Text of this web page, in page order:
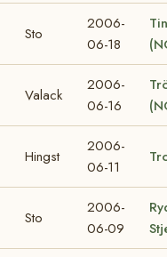
Sto
2006-
06-18
Valack
2006-
06-16
Hingst
2006-
06-11
Sto
2006-
06-09